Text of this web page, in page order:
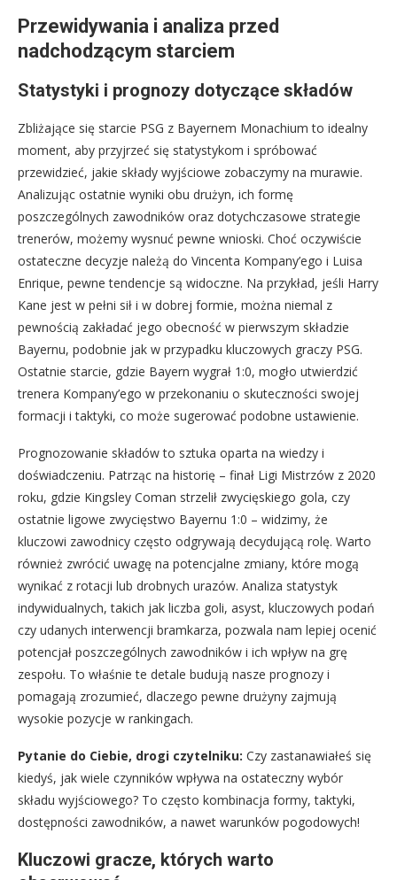
Przewidywania i analiza przed
nadchodzącym starciem
Statystyki i prognozy dotyczące składów
Zbliżające się starcie PSG z Bayernem Monachium to idealny
moment, aby przyjrzeć się statystykom i spróbować
przewidzieć, jakie składy wyjściowe zobaczymy na murawie.
Analizując ostatnie wyniki obu drużyn, ich formę
poszczególnych zawodników oraz dotychczasowe strategie
trenerów, możemy wysnuć pewne wnioski. Choć oczywiście
ostateczne decyzje należą do Vincenta Kompany’ego i Luisa
Enrique, pewne tendencje są widoczne. Na przykład, jeśli Harry
Kane jest w pełni sił i w dobrej formie, można niemal z
pewnością zakładać jego obecność w pierwszym składzie
Bayernu, podobnie jak w przypadku kluczowych graczy PSG.
Ostatnie starcie, gdzie Bayern wygrał 1:0, mogło utwierdzić
trenera Kompany’ego w przekonaniu o skuteczności swojej
formacji i taktyki, co może sugerować podobne ustawienie.
Prognozowanie składów to sztuka oparta na wiedzy i
doświadczeniu. Patrząc na historię – finał Ligi Mistrzów z 2020
roku, gdzie Kingsley Coman strzelił zwycięskiego gola, czy
ostatnie ligowe zwycięstwo Bayernu 1:0 – widzimy, że
kluczowi zawodnicy często odgrywają decydującą rolę. Warto
również zwrócić uwagę na potencjalne zmiany, które mogą
wynikać z rotacji lub drobnych urazów. Analiza statystyk
indywidualnych, takich jak liczba goli, asyst, kluczowych podań
czy udanych interwencji bramkarza, pozwala nam lepiej ocenić
potencjał poszczególnych zawodników i ich wpływ na grę
zespołu. To właśnie te detale budują nasze prognozy i
pomagają zrozumieć, dlaczego pewne drużyny zajmują
wysokie pozycje w rankingach.
Pytanie do Ciebie, drogi czytelniku: Czy zastanawiałeś się
kiedyś, jak wiele czynników wpływa na ostateczny wybór
składu wyjściowego? To często kombinacja formy, taktyki,
dostępności zawodników, a nawet warunków pogodowych!
Kluczowi gracze, których warto